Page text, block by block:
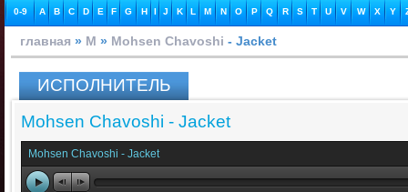
0-9 A B C D E F G H I J K L M N O P Q R S T U V W X Y
главная » M » Mohsen Chavoshi - Jacket
ИСПОЛНИТЕЛЬ
Mohsen Chavoshi - Jacket
Mohsen Chavoshi - Jacket